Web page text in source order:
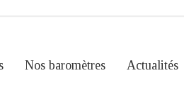
Nos baromètres Actualités